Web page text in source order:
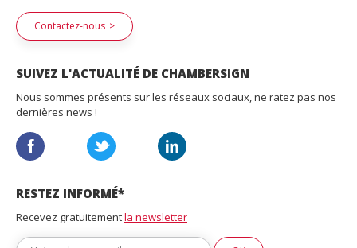
Contactez-nous
SUIVEZ L'ACTUALITÉ DE CHAMBERSIGN
Nous sommes présents sur les réseaux sociaux, ne ratez pas nos
dernières news !
RESTEZ INFORMÉ*
Recevez gratuitementla newsletter